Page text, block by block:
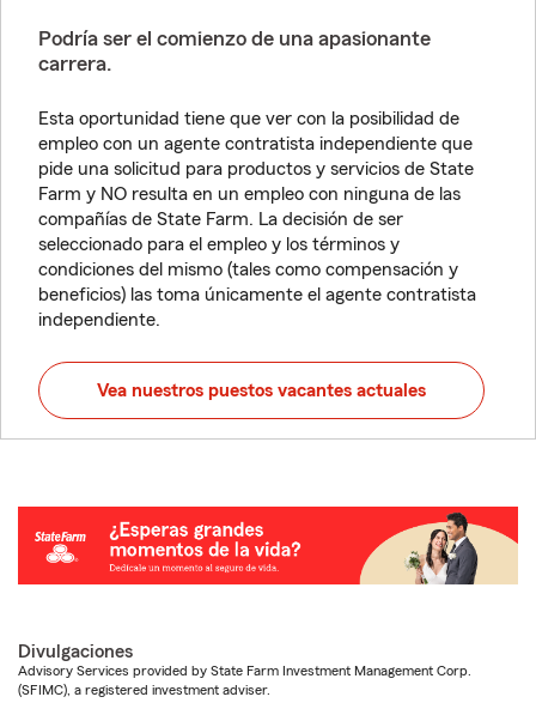
Podría ser el comienzo de una apasionante
carrera.
Esta oportunidad tiene que ver con la posibilidad de
empleo con un agente contratista independiente que
pide una solicitud para productos y servicios de State
Farm y NO resulta en un empleo con ninguna de las
compañías de State Farm. La decisión de ser
seleccionado para el empleo y los términos y
condiciones del mismo (tales como compensación y
beneficios) las toma únicamente el agente contratista
independiente.
Vea nuestros puestos vacantes actuales
Divulgaciones
Advisory Services provided by State Farm Investment Management Corp.
(SFIMC), a registered investment adviser.